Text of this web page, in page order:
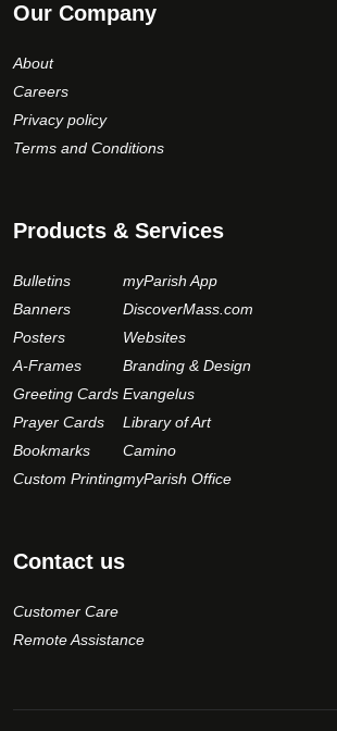
Our Company
About
Careers
Privacy policy
Terms and Conditions
Products & Services
Bulletins
Banners
Posters
A-Frames
Greeting Cards
Prayer Cards
Bookmarks
Custom Printing
myParish App
DiscoverMass.com
Websites
Branding & Design
Evangelus
Library of Art
Camino
myParish Office
Contact us
Customer Care
Remote Assistance